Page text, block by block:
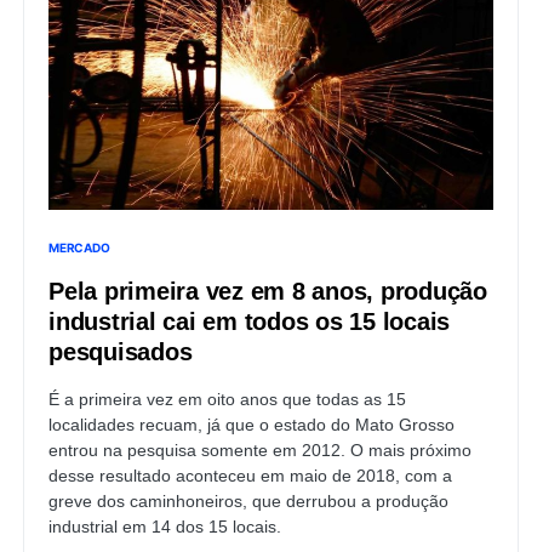
MERCADO
Pela primeira vez em 8 anos, produção
industrial cai em todos os 15 locais
pesquisados
É a primeira vez em oito anos que todas as 15
localidades recuam, já que o estado do Mato Grosso
entrou na pesquisa somente em 2012. O mais próximo
desse resultado aconteceu em maio de 2018, com a
greve dos caminhoneiros, que derrubou a produção
industrial em 14 dos 15 locais.